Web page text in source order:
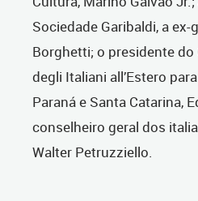
Sociedade Garibaldi, a
Borghetti; o presidente
degli Italiani all’Estero
Paraná e Santa Catarina,
conselheiro geral dos
Walter Petruzziello.